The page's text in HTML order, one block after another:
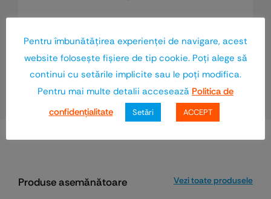
Numai clienții autentificați, care au
cumpărat acest produs, pot să scrie o
recenzie.
Produse asemănătoare Vezi toate produsele
Pentru îmbunătăţirea experienţei de navigare, acest
website foloseşte fişiere de tip cookie. Poţi alege să
continui cu setările implicite sau le poţi modifica.
Pentru mai multe detalii accesează Politica de
confidenţialitate
Setări ACCEPT